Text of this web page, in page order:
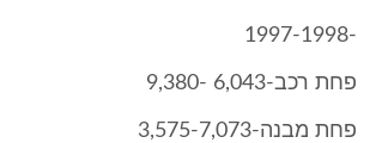
-1997-1998
פחת רכב-6,043 -9,380
פחת מבנה-3,575-7,073